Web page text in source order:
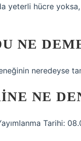
yeterli hücre
NE
neredeyse
NE
Tarihi: